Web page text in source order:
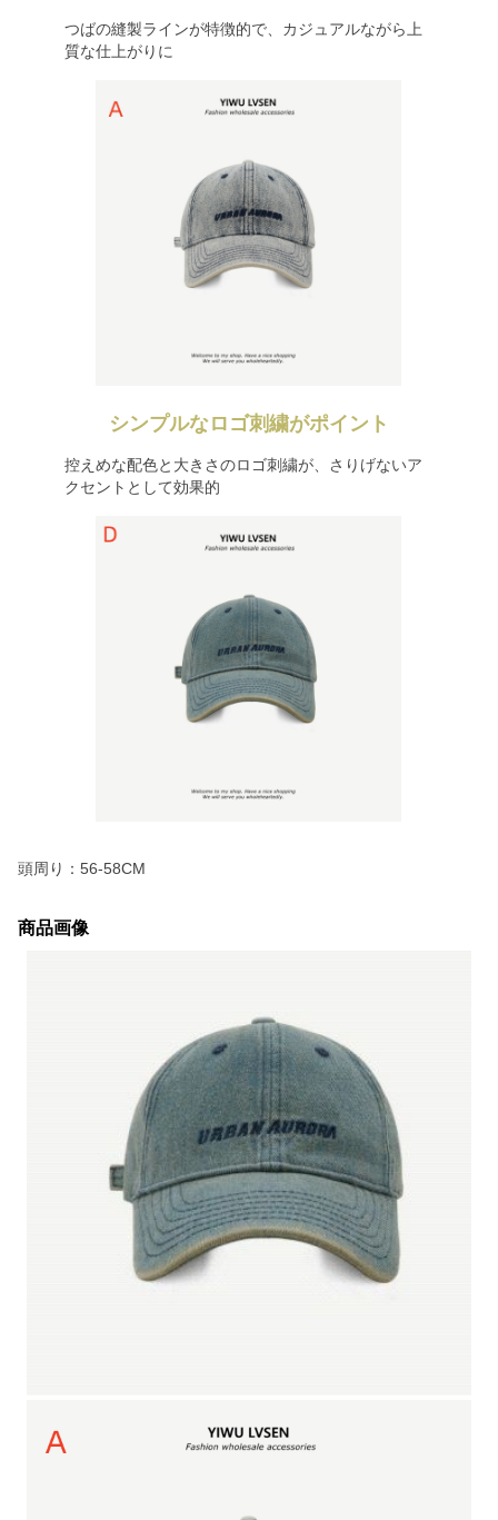
つばの縫製ラインが特徴的で、カジュアルながら上
質な仕上がりに
シンプルなロゴ刺繍がポイント
控えめな配色と大きさのロゴ刺繍が、さりげないア
クセントとして効果的
頭周り：56-58CM
商品画像